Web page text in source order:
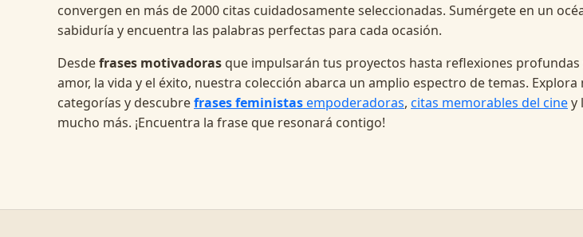
convergen en más de 2000 citas cuidadosamente seleccionadas. Sumérgete en un
sabiduría y encuentra las palabras perfectas para cada ocasión.
Desdefrases motivadoras que impulsarán tus proyectos hasta reflexiones profundas
amor, la vida y el éxito, nuestra colección abarca un amplio espectro de temas. Explora
categorías y descubrefrases feministasempoderadoras, citas memorables del ciney
mucho más. ¡Encuentra la frase que resonará contigo!